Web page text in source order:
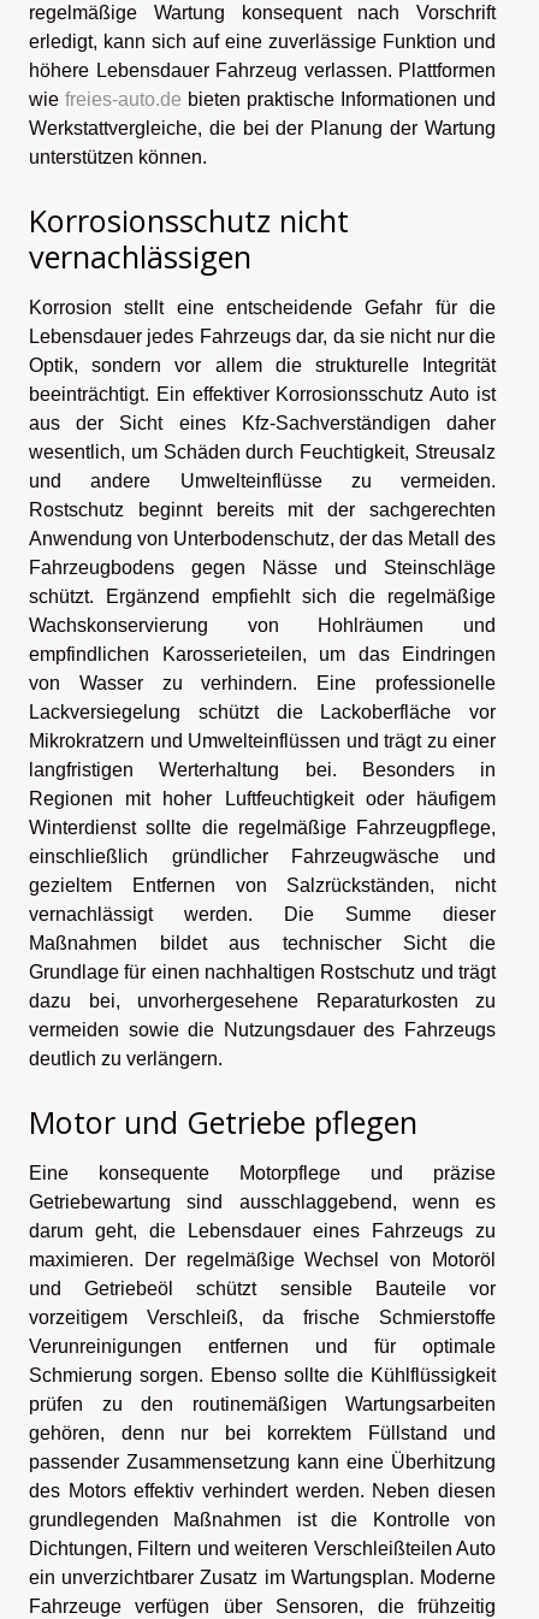
regelmäßige Wartung konsequent nach Vorschrift
erledigt, kann sich auf eine zuverlässige Funktion und
höhere Lebensdauer Fahrzeug verlassen. Plattformen
wie freies-auto.de bieten praktische Informationen und
Werkstattvergleiche, die bei der Planung der Wartung
unterstützen können.
Korrosionsschutz nicht
vernachlässigen
Korrosion stellt eine entscheidende Gefahr für die
Lebensdauer jedes Fahrzeugs dar, da sie nicht nur die
Optik, sondern vor allem die strukturelle Integrität
beeinträchtigt. Ein effektiver Korrosionsschutz Auto ist
aus der Sicht eines Kfz-Sachverständigen daher
wesentlich, um Schäden durch Feuchtigkeit, Streusalz
und andere Umwelteinflüsse zu vermeiden.
Rostschutz beginnt bereits mit der sachgerechten
Anwendung von Unterbodenschutz, der das Metall des
Fahrzeugbodens gegen Nässe und Steinschläge
schützt. Ergänzend empfiehlt sich die regelmäßige
Wachskonservierung von Hohlräumen und
empfindlichen Karosserieteilen, um das Eindringen
von Wasser zu verhindern. Eine professionelle
Lackversiegelung schützt die Lackoberfläche vor
Mikrokratzern und Umwelteinflüssen und trägt zu einer
langfristigen Werterhaltung bei. Besonders in
Regionen mit hoher Luftfeuchtigkeit oder häufigem
Winterdienst sollte die regelmäßige Fahrzeugpflege,
einschließlich gründlicher Fahrzeugwäsche und
gezieltem Entfernen von Salzrückständen, nicht
vernachlässigt werden. Die Summe dieser
Maßnahmen bildet aus technischer Sicht die
Grundlage für einen nachhaltigen Rostschutz und trägt
dazu bei, unvorhergesehene Reparaturkosten zu
vermeiden sowie die Nutzungsdauer des Fahrzeugs
deutlich zu verlängern.
Motor und Getriebe pflegen
Eine konsequente Motorpflege und präzise
Getriebewartung sind ausschlaggebend, wenn es
darum geht, die Lebensdauer eines Fahrzeugs zu
maximieren. Der regelmäßige Wechsel von Motoröl
und Getriebeöl schützt sensible Bauteile vor
vorzeitigem Verschleiß, da frische Schmierstoffe
Verunreinigungen entfernen und für optimale
Schmierung sorgen. Ebenso sollte die Kühlflüssigkeit
prüfen zu den routinemäßigen Wartungsarbeiten
gehören, denn nur bei korrektem Füllstand und
passender Zusammensetzung kann eine Überhitzung
des Motors effektiv verhindert werden. Neben diesen
grundlegenden Maßnahmen ist die Kontrolle von
Dichtungen, Filtern und weiteren Verschleißteilen Auto
ein unverzichtbarer Zusatz im Wartungsplan. Moderne
Fahrzeuge verfügen über Sensoren, die frühzeitig